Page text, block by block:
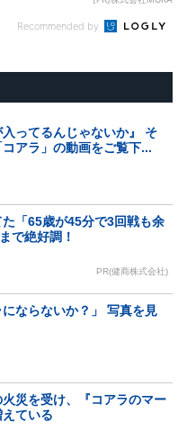
Recommended by
入ってるんじゃないか』 そ
アラ」の動画をご覧下...
「65歳が45分で3回戦も余
で絶好調！
PR(健商株式会社)
にならないか？」 写真を見
災を受け、『コアラのマー
ている